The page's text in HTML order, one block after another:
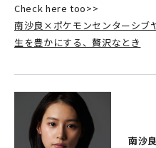
Check here too>>
南沙良×ポケモンセンターシブ
生を豊かにする、贅沢なとき
南沙良